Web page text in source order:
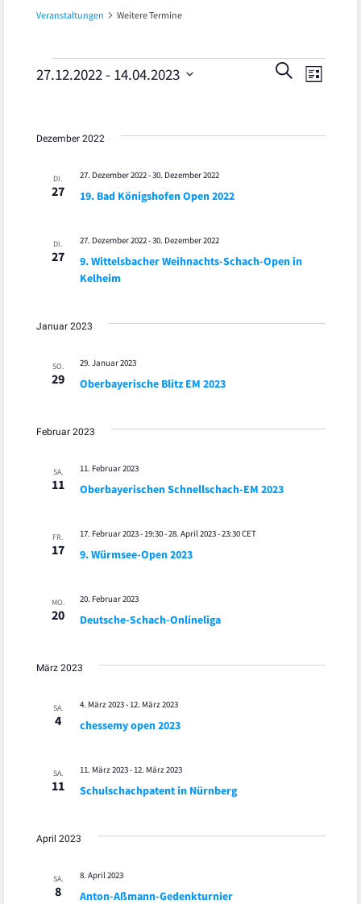
Veranstaltungen Weitere Termine
Veranstaltungen
und
SUCHE
LISTE
27.12.2022 - 14.04.2023
Dezember 2022
DI.
27 19. Bad Königshofen Open 2022
27. Dezember 2022-30. Dezember 2022
DI.
27
9. Wittelsbacher Weihnachts-Schach-Open in
Kelheim
27. Dezember 2022-30. Dezember 2022
Januar 2023
SO.
29 Oberbayerische Blitz EM 2023
29. Januar 2023
Februar 2023
SA.
11 Oberbayerischen Schnellschach-EM 2023
11. Februar 2023
FR.
17 9. Würmsee-Open 2023
17. Februar 2023 - 19:30-28. April 2023 - 23:30CET
MO.
20 Deutsche-Schach-Onlineliga
20. Februar 2023
März 2023
SA.
4 chessemy open 2023
4. März 2023- 12. März 2023
SA.
11 Schulschachpatent in Nürnberg
11. März 2023- 12. März 2023
April 2023
SA.
8 Anton-Aßmann-Gedenkturnier
8. April 2023